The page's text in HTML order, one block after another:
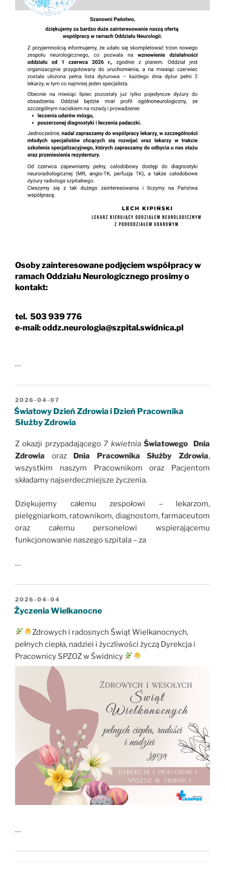
Osoby zainteresowane podjęciem współpracy w
ramach Oddziału Neurologicznego prosimy o
kontakt:
tel. 503 939 776
e-mail:oddz.neurologia@szpital.swidnica.pl
…
OPUBLIKOWANE
W
2026-04-07
Światowy Dzień Zdrowia i Dzień Pracownika
Służby Zdrowia
Z okazji przypadającego7 kwietnia Światowego Dnia
Zdrowia oraz Dnia Pracownika Służby Zdrowia,
wszystkim naszym Pracownikom oraz Pacjentom
składamy najserdeczniejsze życzenia.
Dziękujemy całemu zespołowi – lekarzom,
pielęgniarkom, ratownikom, diagnostom, farmaceutom
oraz całemu personelowi wspierającemu
funkcjonowanie naszego szpitala – za
…
OPUBLIKOWANE
W
2026-04-04
Życzenia Wielkanocne
Zdrowych i radosnych Świąt Wielkanocnych,
pełnych ciepła, nadziei i życzliwości życzą Dyrekcja i
Pracownicy SPZOZ w Świdnicy
…